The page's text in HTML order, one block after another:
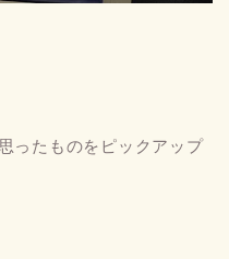
ったものをピックアップ